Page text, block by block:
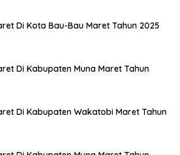
Di Kota Bau-Bau Maret Tahun 2025
Di Kabupaten Muna Maret Tahun
Di Kabupaten Wakatobi Maret Tahun